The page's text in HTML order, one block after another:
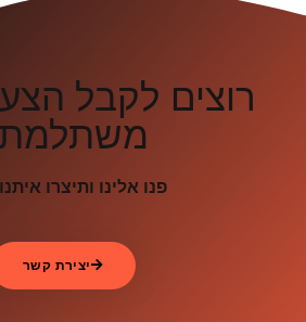
רוצים לקבל
פנו אלינו ותיצרו
יצירת קשר